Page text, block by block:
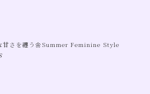
甘さを纏う🌼Summer Feminine Style